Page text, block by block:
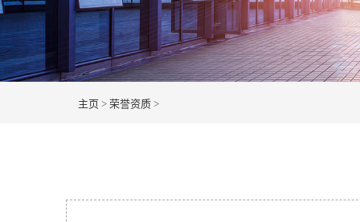
主页 > 荣誉资质 >